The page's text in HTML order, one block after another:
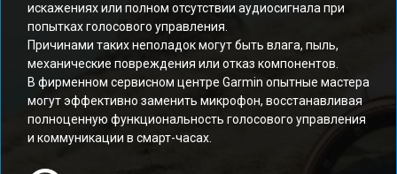
искажениях или полном отсутствии аудиосигнала при
попытках голосового управления.
Причинами таких неполадок могут быть влага, пыль,
механические повреждения или отказ компонентов.
В фирменном сервисном центре Garmin опытные мастера
могут эффективно заменить микрофон, восстанавливая
полноценную функциональность голосового управления
и коммуникации в смарт-часах.